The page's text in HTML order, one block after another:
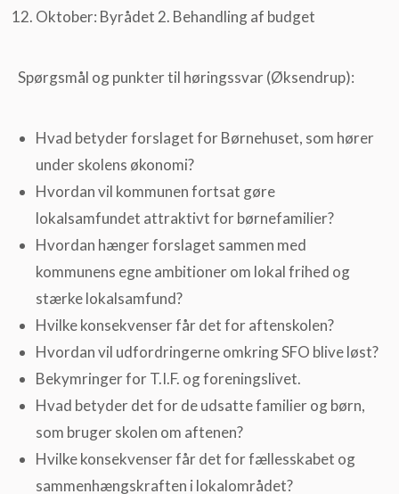
Oktober: Byrådet 2. Behandling af budget
Spørgsmål og punkter til høringssvar (Øksendrup):
Hvad betyder forslaget for Børnehuset, som hører
under skolens økonomi?
Hvordan vil kommunen fortsat gøre
lokalsamfundet attraktivt for børnefamilier?
Hvordan hænger forslaget sammen med
kommunens egne ambitioner om lokal frihed og
stærke lokalsamfund?
Hvilke konsekvenser får det for aftenskolen?
Hvordan vil udfordringerne omkring SFO blive løst?
Bekymringer for T.I.F. og foreningslivet.
Hvad betyder det for de udsatte familier og børn,
som bruger skolen om aftenen?
Hvilke konsekvenser får det for fællesskabet og
sammenhængskraften i lokalområdet?